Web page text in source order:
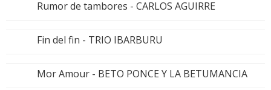
Rumor de tambores - CARLOS AGUIRRE
Fin del fin - TRIO IBARBURU
Mor Amour - BETO PONCE Y LA BETUMANCIA